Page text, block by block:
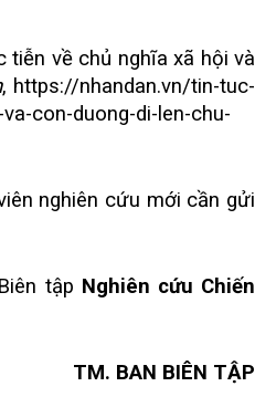
tiễn về chủ nghĩa xã hội và
, https://nhandan.vn/tin-tuc-
con-duong-di-len-chu-
nghiên cứu mới cần gửi
tập Nghiên cứu Chiến
TM. BAN BIÊN TẬP